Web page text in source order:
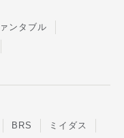
ンタブル
BRS
ミイダス